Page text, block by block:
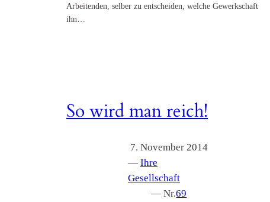
Arbeitenden, selber zu entscheiden, welche Gewerkschaft
ihn…
So wird man reich!
7. November 2014
— Ihre
Gesellschaft
— Nr.69